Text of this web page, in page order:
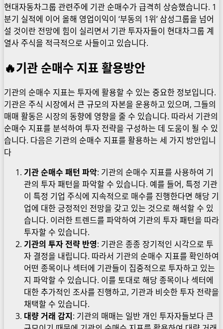
현대자동차그룹 관련주에 기관 순매수가 급격히 상승했습니다. 1
분기 실적에 이어 올해 영업이익이 ‘부동의 1위’ 삼성그룹을 넘어
설 것이란 전망에 힘이 실리면서 기관 투자자들이 현대차그룹 계
열사 주식을 적극적으로 사들이고 있습니다.
🔥기관 순매수 지표 활용방안
기관의 순매수 지표는 투자에 활용할 수 있는 중요한 정보입니다.
기관은 주식 시장에서 큰 규모의 자본을 운용하고 있으며, 그들의
매매 활동은 시장의 동향에 영향을 줄 수 있습니다. 따라서 기관의
순매수 지표를 분석하여 투자 전략을 구성하는 데 도움이 될 수 있
습니다. 다음은 기관의 순매수 지표를 활용하는 세 가지 방안입니
다
기관 순매수 패턴 파악: 기관의 순매수 지표를 사용하여 기
관의 투자 패턴을 파악할 수 있습니다. 예를 들어, 특정 기관
이 특정 기업 주식에 지속적으로 매수를 진행한다면 해당 기
업에 대한 긍정적인 전망을 갖고 있는 것으로 해석할 수 있
습니다. 이러한 트렌드를 파악하여 기관의 투자 패턴을 따라
투자할 수 있습니다.
기관의 투자 전략 반영: 기관은 종종 장기적인 시각으로 투
자 결정을 내립니다. 따라서 기관의 순매수 지표를 확인하여
어떤 종목이나 섹터에 기관들이 집중적으로 투자하고 있는
지 파악할 수 있습니다. 이를 토대로 해당 종목이나 섹터에
대한 추가적인 조사를 진행하고, 기관과 비슷한 투자 전략을
채택할 수 있습니다.
대량 거래 감지: 기관의 매매는 일반 개인 투자자들보다 큰